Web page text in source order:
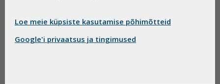
Loe meie küpsiste kasutamise põhimõtteid
Google'i privaatsus ja tingimused